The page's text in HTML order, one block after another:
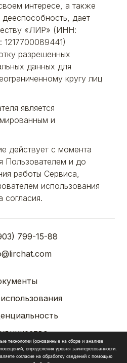
технологии (основанные на сборе и анализе
определения уровня заинтересованности.
согласие на обработку сведений с помощью
интересе, а также
дает
«ЛИР» (ИНН:
разрешенных
данных для
кругу лиц
является
и
действует с момента
Пользователем и до
работы Сервиса,
использования
согласия.
2023
799-15-88